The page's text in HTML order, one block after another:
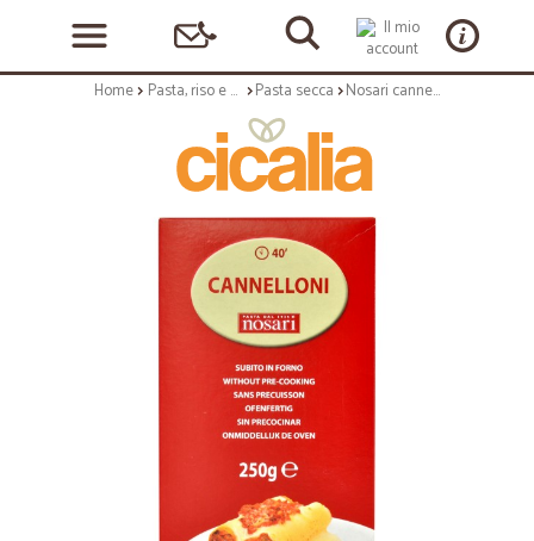
Home Pasta, riso e cerali Pasta secca Nosari cannelloni di semola gr.250